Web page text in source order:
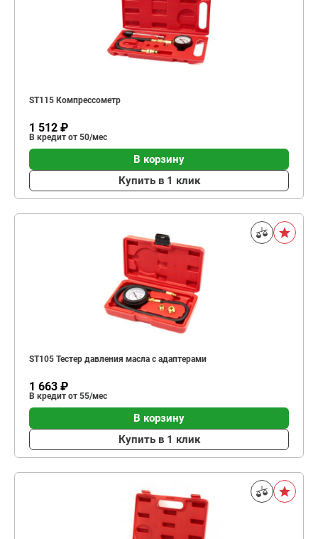
ST115 Компрессометр
1 512 ₽
В кредит от 50/мес
В корзину
Купить в 1 клик
ST105 Тестер давления масла с адаптерами
1 663 ₽
В кредит от 55/мес
В корзину
Купить в 1 клик